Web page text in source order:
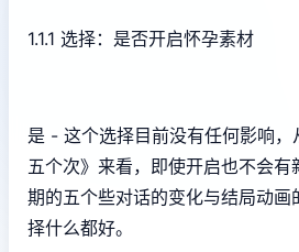
1.1.1 选择：是否开启怀孕素材
是 - 这个选择目前没有任何影响，
五个次》来看，即使开启也不会有
期的五个些对话的变化与结局动画
择什么都好。